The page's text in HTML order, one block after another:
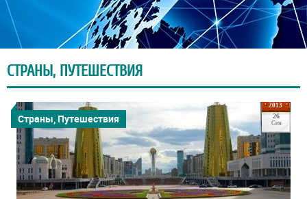
СТРАНЫ, ПУТЕШЕСТВИЯ
2013
26
Сен
Страны, Путешествия